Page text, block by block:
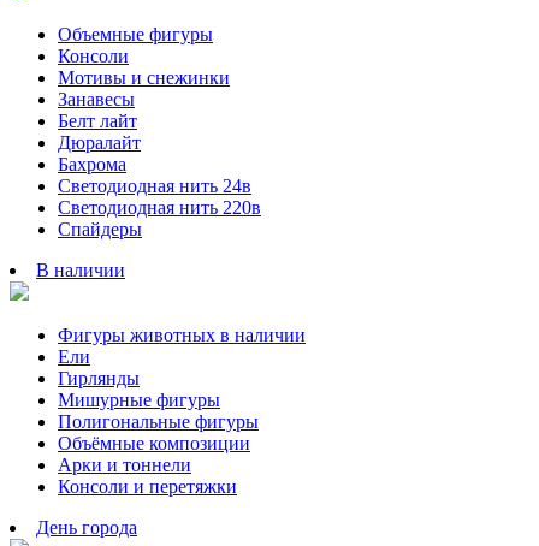
Объемные фигуры
Консоли
Мотивы и снежинки
Занавесы
Белт лайт
Дюралайт
Бахрома
Светодиодная нить 24в
Светодиодная нить 220в
Спайдеры
В наличии
Фигуры животных в наличии
Ели
Гирлянды
Мишурные фигуры
Полигональные фигуры
Объёмные композиции
Арки и тоннели
Консоли и перетяжки
День города